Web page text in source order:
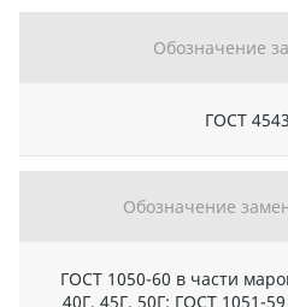
Обозначение
ГОСТ
Обозначение
ГОСТ 1050-60 в части
40Г, 45Г, 50Г; ГОСТ 1051-